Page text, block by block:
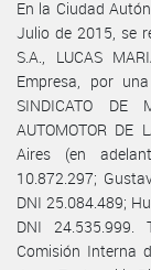
En la Ciudad
Julio de 2015, se
S.A., LUCAS
Empresa, por
SINDICATO DE
AUTOMOTOR DE
Aires (en
10.872.297;
DNI 25.084.489;
DNI 24.535.999.
Comisión Interna